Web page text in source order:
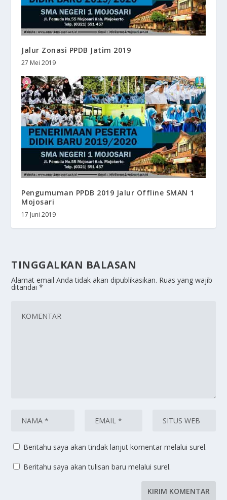
Jalur Zonasi PPDB Jatim 2019
27 Mei 2019
Pengumuman PPDB 2019 Jalur Offline SMAN 1
Mojosari
17 Juni 2019
TINGGALKAN BALASAN
Alamat email Anda tidak akan dipublikasikan. Ruas yang wajib
ditandai*
Beritahu saya akan tindak lanjut komentar melalui surel.
Beritahu saya akan tulisan baru melalui surel.